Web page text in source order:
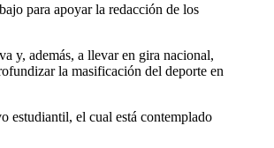
para apoyar la redacción de los
y, además, a llevar en gira nacional,
la masificación del deporte en
estudiantil, el cual está contemplado